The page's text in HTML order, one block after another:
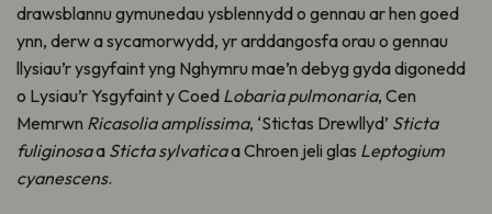
drawsblannu gymunedau ysblennydd o gennau ar hen goed
ynn, derw a sycamorwydd, yr arddangosfa orau o gennau
llysiau’r ysgyfaint yng Nghymru mae’n debyg gyda digonedd
o Lysiau’r Ysgyfaint y Coed Lobaria pulmonaria, Cen
Memrwn Ricasolia amplissima, ‘Stictas Drewllyd’ Sticta
fuliginosaa Sticta sylvaticaa Chroen jeli glas Leptogium
cyanescens.